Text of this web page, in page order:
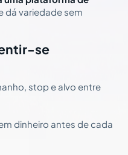
dá variedade sem
se
stop e alvo entre
dinheiro antes de cada